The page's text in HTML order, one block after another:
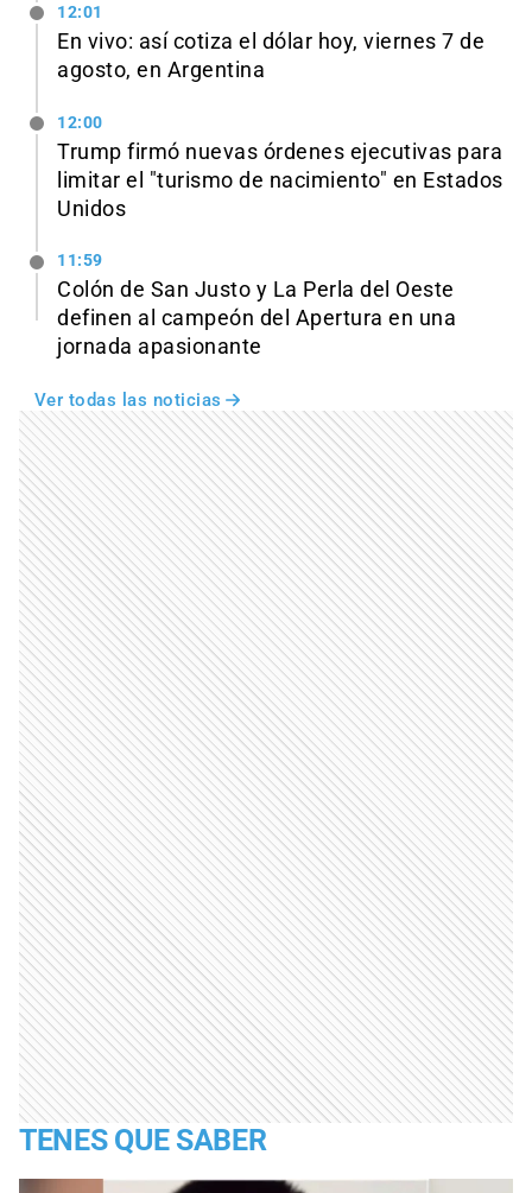
12:01
En vivo: así cotiza el dólar hoy, viernes 7 de
agosto, en Argentina
12:00
Trump firmó nuevas órdenes ejecutivas para
limitar el "turismo de nacimiento" en Estados
Unidos
11:59
Colón de San Justo y La Perla del Oeste
definen al campeón del Apertura en una
jornada apasionante
Ver todas las noticias
TENES QUE SABER